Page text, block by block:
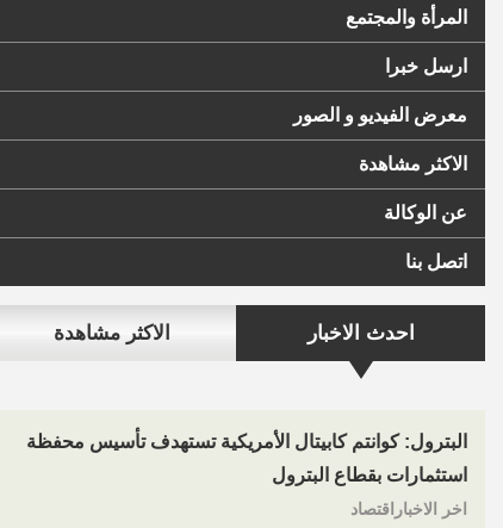
المرأة والمجتمع
ارسل خبرا
معرض الفيديو و الصور
الاكثر مشاهدة
عن الوكالة
اتصل بنا
احدث الاخبار الاكثر مشاهدة
البترول: كوانتم كابيتال الأمريكية تستهدف تأسيس محفظة
استثمارات بقطاع البترول
اخر الاخباراقتصاد